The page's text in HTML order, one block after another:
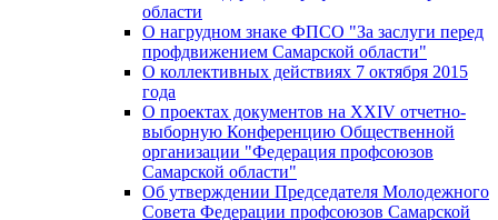
области
О нагрудном знаке ФПСО "За заслуги перед
профдвижением Самарской области"
О коллективных действиях 7 октября 2015
года
О проектах документов на XXIV отчетно-
выборную Конференцию Общественной
организации "Федерация профсоюзов
Самарской области"
Об утверждении Председателя Молодежного
Совета Федерации профсоюзов Самарской